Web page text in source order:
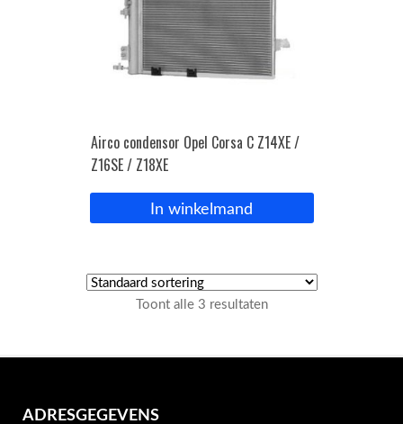
Airco condensor Opel Corsa C Z14XE /
Z16SE / Z18XE
In winkelmand
Toont alle 3 resultaten
ADRESGEGEVENS